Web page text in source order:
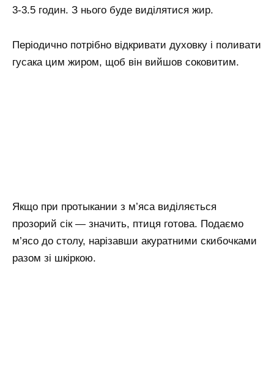
3-3.5 годин. З нього буде виділятися жир.
Періодично потрібно відкривати духовку і поливати
гусака цим жиром, щоб він вийшов соковитим.
Якщо при протыкании з м’яса виділяється
прозорий сік — значить, птиця готова. Подаємо
м’ясо до столу, нарізавши акуратними скибочками
разом зі шкіркою.